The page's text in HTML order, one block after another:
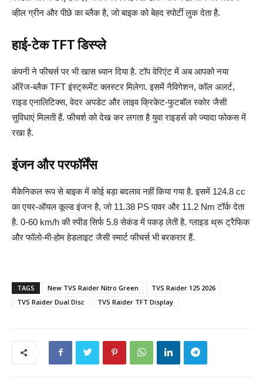
व्हील ग्रीन और पीछे का ब्लैक है, जो बाइक को बेहद स्पोर्टी लुक देता है.
हाई-टेक TFT डिस्प्ले
कंपनी ने फीचर्स पर भी खास ध्यान दिया है. टॉप वेरिएंट में अब आपको नया
ऑरेंज-ब्लैक TFT इंस्ट्रूमेंट क्लस्टर मिलेगा. इसमें नैविगेशन, कॉल अलर्ट,
राइड एनालिटिक्स, वेदर अपडेट और लाइव क्रिकेट-फुटबॉल स्कोर जैसी
सुविधाएं मिलती हैं. फीचर्श को देख कर लगता है युवा राइडर्स को ज्यादा फोकस में
रखा है.
इंजन और परफॉर्मेंस
मैकेनिकल रूप से बाइक में कोई बड़ा बदलाव नहीं किया गया है. इसमें 124.8 cc
का एयर-ऑयल कूल्ड इंजन है, जो 11.38 PS पावर और 11.2 Nm टॉर्क देता
है. 0-60 km/h की स्पीड सिर्फ 5.8 सेकंड में पकड़ लेती है. ग्लाइड थ्रू ट्रैफिक
और फॉलो-मी-होम हेडलाइट जैसी स्मार्ट फीचर्स भी बरकरार हैं.
TAGS New TVS Raider Nitro Green
TVS Raider 125 2026
TVS Raider Dual Disc
TVS Raider TFT Display